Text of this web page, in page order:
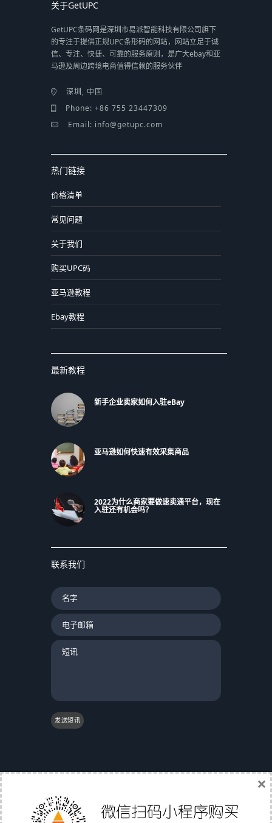
关于GetUPC
GetUPC条码网是深圳市易派智能科技有限公司旗下
的专注于提供正规UPC条形码的网站，网站立足于诚
信、专注、快捷、可靠的服务原则，是广大ebay和亚
马逊及周边跨境电商值得信赖的服务伙伴
深圳, 中国
Phone: +86 755 23447309
Email: info@getupc.com
热门链接
价格清单
常见问题
关于我们
购买UPC码
亚马逊教程
Ebay教程
最新教程
新手企业卖家如何入驻eBay
亚马逊如何快速有效采集商品
2022为什么商家要做速卖通平台，现在
入驻还有机会吗？
联系我们
发送短讯
导航|中国家具网
|
Affiliate Directory|外贸直通职
×